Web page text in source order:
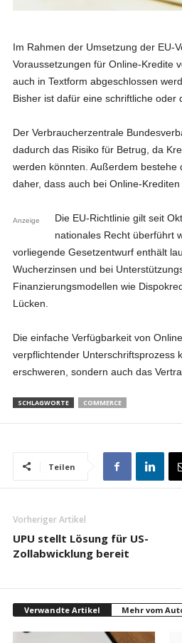
Im Rahmen der Umsetzung der EU-
Voraussetzungen für Online-Kredite
auch in Textform abgeschlossen
Bisher ist dafür eine schriftliche oder
Der Verbraucherzentrale
dadurch das Risiko für Betrug, da
werden könnten. Außerdem
daher, dass auch bei Online-
Anzeige
Die EU-Richtlinie gilt seit
nationales Recht überführt
vorliegende Gesetzentwurf enthält
Wucherzinsen und bei
Finanzierungsmodellen wie
Lücken.
Die einfache Verfügbarkeit von
verpflichtender Unterschriftsprozess
erschweren, sondern auch das
SCHLAGWORTE COMMERCE
Teilen
Vorheriger Artikel
UPU stellt Lösung für US-
Zollabwicklung bereit
Verwandte Artikel Mehr vom